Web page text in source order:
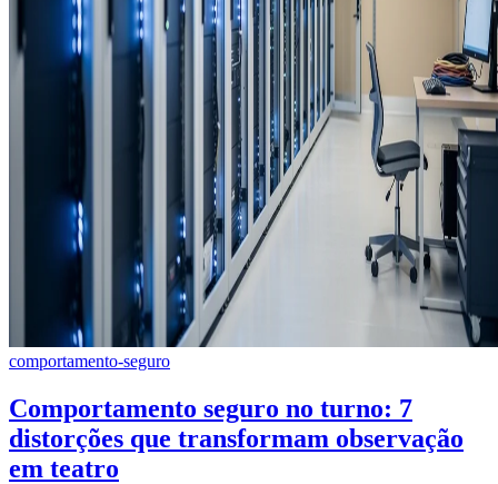
comportamento-seguro
Comportamento seguro no turno: 7
distorções que transformam observação
em teatro